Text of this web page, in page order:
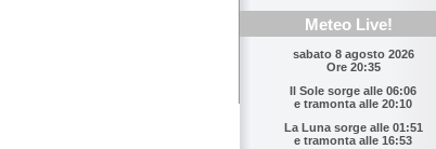
Meteo Live!
sabato 8 agosto 2026
Ore 20:35
Il Sole sorge alle 06:06
e tramonta alle 20:10
La Luna sorge alle 01:51
e tramonta alle 16:53